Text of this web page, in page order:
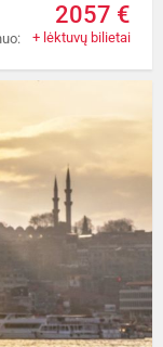
2057 €
+ lėktuvų bilietai